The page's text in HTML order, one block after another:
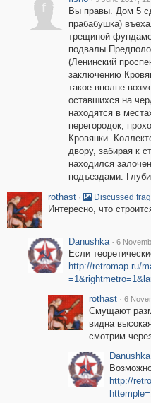
f
Вы правы. Дом 5
прабабушка)
трещиной
(Ленинский
заключению
такое вполне
оставшихся на
находятся в
перегородок,
Кровянки.
двору, забирая к
находился
подъездами.
rothast · Discussed
Интересно, что
Danushka · 6
Если
http://retromap.ru/
rothast · 6
Смущают
видна
смотрим
Danushka
http://